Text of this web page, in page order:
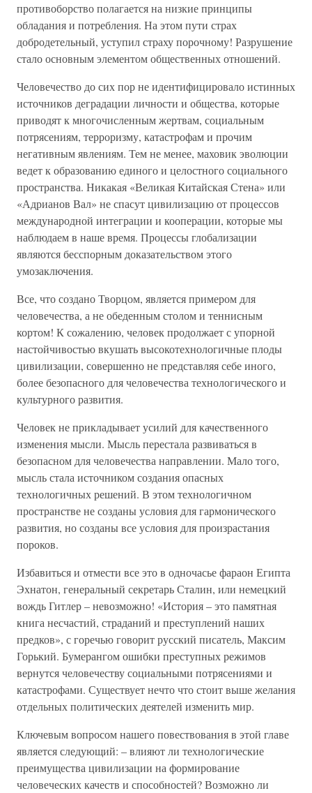
противоборство полагается на низкие принципы
обладания и потребления. На этом пути страх
добродетельный, уступил страху порочному! Разрушение
стало основным элементом общественных отношений.
Человечество до сих пор не идентифицировало истинных
источников деградации личности и общества, которые
приводят к многочисленным жертвам, социальным
потрясениям, терроризму, катастрофам и прочим
негативным явлениям. Тем не менее, маховик эволюции
ведет к образованию единого и целостного социального
пространства. Никакая «Великая Китайская Стена» или
«Адрианов Вал» не спасут цивилизацию от процессов
международной интеграции и кооперации, которые мы
наблюдаем в наше время. Процессы глобализации
являются бесспорным доказательством этого
умозаключения.
Все, что создано Творцом, является примером для
человечества, а не обеденным столом и теннисным
кортом! К сожалению, человек продолжает с упорной
настойчивостью вкушать высокотехнологичные плоды
цивилизации, совершенно не представляя себе иного,
более безопасного для человечества технологического и
культурного развития.
Человек не прикладывает усилий для качественного
изменения мысли. Мысль перестала развиваться в
безопасном для человечества направлении. Мало того,
мысль стала источником создания опасных
технологичных решений. В этом технологичном
пространстве не созданы условия для гармонического
развития, но созданы все условия для произрастания
пороков.
Избавиться и отмести все это в одночасье фараон Египта
Эхнатон, генеральный секретарь Сталин, или немецкий
вождь Гитлер – невозможно! «История – это памятная
книга несчастий, страданий и преступлений наших
предков», с горечью говорит русский писатель, Максим
Горький. Бумерангом ошибки преступных режимов
вернутся человечеству социальными потрясениями и
катастрофами. Существует нечто что стоит выше желания
отдельных политических деятелей изменить мир.
Ключевым вопросом нашего повествования в этой главе
является следующий: – влияют ли технологические
преимущества цивилизации на формирование
человеческих качеств и способностей? Возможно ли